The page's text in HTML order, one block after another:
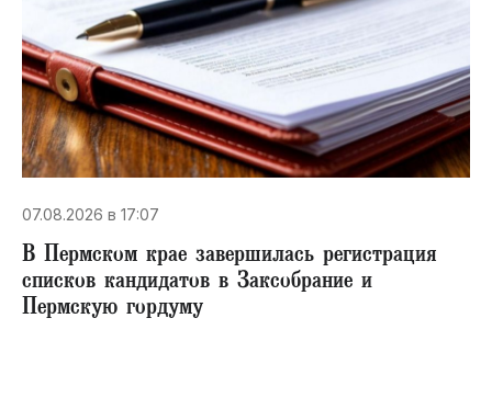
07.08.2026 в 17:07
В Пермском крае завершилась регистрация
списков кандидатов в Заксобрание и
Пермскую гордуму